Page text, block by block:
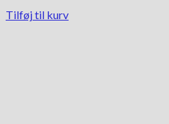
Tilføj til kurv